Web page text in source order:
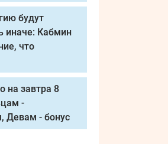
будут
иначе: Кабмин
что
на завтра 8
-
Девам - бонус